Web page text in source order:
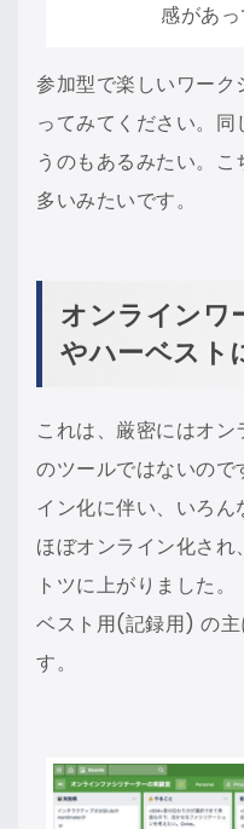
感があっ
参加型で楽しいワー
ってみてください。
うのもあるみたい。
多いみたいです。
オンラインワ
やハーベスト
これは、厳密にはオ
のツールではないので
イン化に伴い、いろ
ほぼオンライン化さ
トツに上がりました
ベスト用(記録用) の
す。